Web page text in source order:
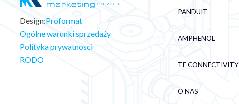
Design:Proformat
Ogólne warunki sprzedaży
Polityka prywatnosci
RODO
PANDUIT
AMPHENOL
TE CONNECTIVITY
O NAS